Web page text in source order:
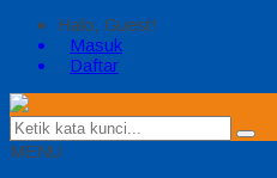
Halo, Guest!
Masuk
Daftar
MENU